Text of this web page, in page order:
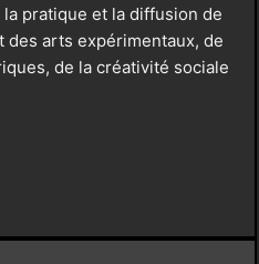
pratique et la diffusion de
des arts expérimentaux, de
de la créativité sociale